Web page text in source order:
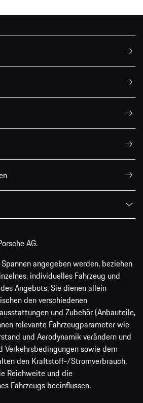
AG.
angegeben werden, beziehen
individuelles Fahrzeug und
Angebots. Sie dienen allein
den verschiedenen
und Zubehör (Anbauteile,
relevante Fahrzeugparameter wie
und Aerodynamik verändern und
sowie dem
den Kraftstoff-/Stromverbrauch,
Reichweite und die
Fahrzeugs beeinflussen.